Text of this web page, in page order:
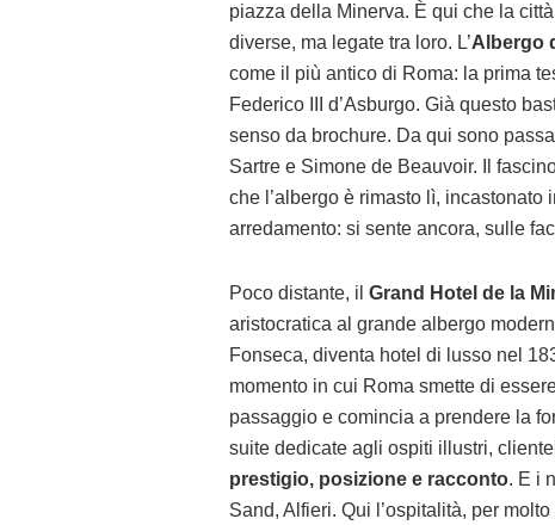
piazza della Minerva. È qui che la
diverse, ma legate tra loro. L’Albergo
come il più antico di Roma: la prima
Federico III d’Asburgo. Già questo
senso da brochure. Da qui sono
Sartre e Simone de Beauvoir. Il
che l’albergo è rimasto lì,
arredamento: si sente ancora, sulle
Poco distante, il Grand Hotel de la
aristocratica al grande albergo
Fonseca, diventa hotel di lusso nel
momento in cui Roma smette di
passaggio e comincia a prendere la
suite dedicate agli ospiti illustri,
prestigio, posizione e racconto. E i
Sand, Alfieri. Qui l’ospitalità, per